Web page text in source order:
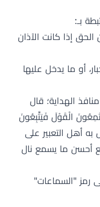
بـ:
إذا كانت الآذان
أو ما يدخل عليها
الهداية؛ قال
الْقَوْلَ فَيَتَّبِعُونَ
18]، واستدل به أهل التعبير على
أحسن ما يسمع نال
رمز "السماعات"